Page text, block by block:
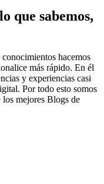
que sabemos,
hacemos
más rápido. En él
y experiencias casi
Por todo esto somos
mejores Blogs de